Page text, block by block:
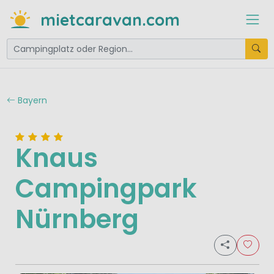
mietcaravan.com
Bayern
Knaus
Campingpark
Nürnberg